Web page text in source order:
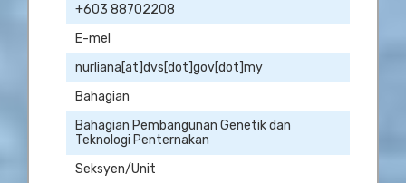
+603 88702208
E-mel
nurliana[at]dvs[dot]gov[dot]my
Bahagian
Bahagian Pembangunan Genetik dan
Teknologi Penternakan
Seksyen/Unit